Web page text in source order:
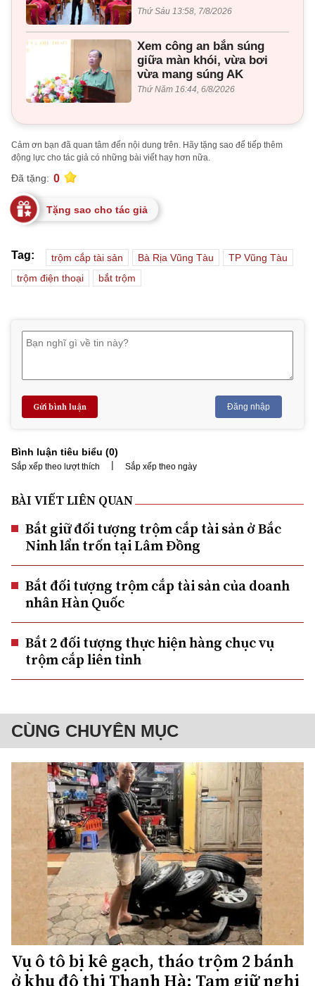
Thứ Sáu 13:58, 7/8/2026
Xem công an bắn súng
giữa màn khói, vừa bơi
vừa mang súng AK
Thứ Năm 16:44, 6/8/2026
Cảm ơn bạn đã quan tâm đến nội dung trên. Hãy tặng sao để tiếp thêm
động lực cho tác giả có những bài viết hay hơn nữa.
Đã tặng: 0
Tặng sao cho tác giả
Tag: trộm cắp tài sản Bà Rịa Vũng Tàu
TP Vũng Tàu
trộm điện thoại
bắt trộm
Gửi bình luận Đăng nhập
Bình luận tiêu biểu (0)
Sắp xếp theo lượt thích | Sắp xếp theo ngày
BÀI VIẾT LIÊN QUAN
Bắt giữ đối tượng trộm cắp tài sản ở Bắc
Ninh lẩn trốn tại Lâm Đồng
Bắt đối tượng trộm cắp tài sản của doanh
nhân Hàn Quốc
Bắt 2 đối tượng thực hiện hàng chục vụ
trộm cắp liên tỉnh
CÙNG CHUYÊN MỤC
Vụ ô tô bị kê gạch, tháo trộm 2 bánh
ở khu đô thị Thanh Hà: Tạm giữ nghi